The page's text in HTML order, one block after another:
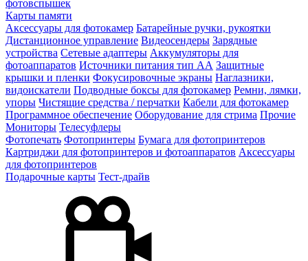
фотовспышек
Карты памяти
Аксессуары для фотокамер Батарейные ручки, рукоятки
Дистанционное управление Видеосендеры Зарядные
устройства Сетевые адаптеры Аккумуляторы для
фотоаппаратов Источники питания тип АА Защитные
крышки и пленки Фокусировочные экраны Наглазники,
видоискатели Подводные боксы для фотокамер Ремни, лямки,
упоры Чистящие средства / перчатки Кабели для фотокамер
Программное обеспечение Оборудование для стрима Прочие
Мониторы Телесуфлеры
Фотопечать Фотопринтеры Бумага для фотопринтеров
Картриджи для фотопринтеров и фотоаппаратов Аксессуары
для фотопринтеров
Подарочные карты Тест-драйв